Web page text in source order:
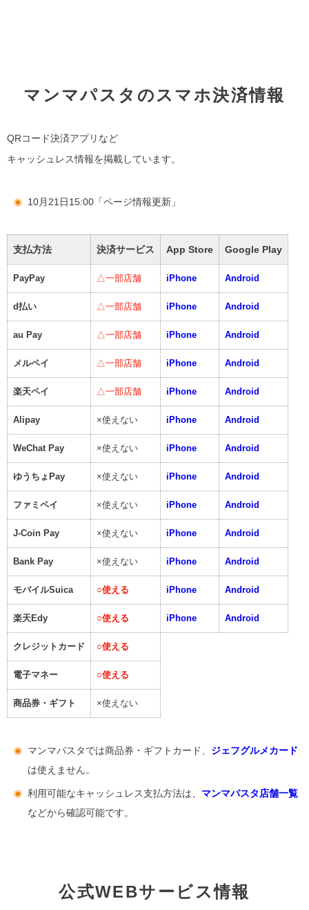
マンマパスタのスマホ決済情報
QRコード決済アプリなど
キャッシュレス情報を掲載しています。
10月21日15:00「ページ情報更新」
支払方法 決済サービス App Store Google Play
PayPay △一部店舗 iPhone Android
d払い △一部店舗 iPhone Android
au Pay △一部店舗 iPhone Android
メルペイ △一部店舗 iPhone Android
楽天ペイ △一部店舗 iPhone Android
Alipay ×使えない iPhone Android
WeChat Pay ×使えない iPhone Android
ゆうちょPay ×使えない iPhone Android
ファミペイ ×使えない iPhone Android
J-Coin Pay ×使えない iPhone Android
Bank Pay ×使えない iPhone Android
モバイルSuica ○使える iPhone Android
楽天Edy ○使える iPhone Android
クレジットカード ○使える
電子マネー ○使える
商品券・ギフト ×使えない
マンマパスタでは商品券・ギフトカード、 ジェフグルメカード
は使えません。
利用可能なキャッシュレス支払方法は、 マンマパスタ店舗一覧
などから確認可能です。
公式WEBサービス情報